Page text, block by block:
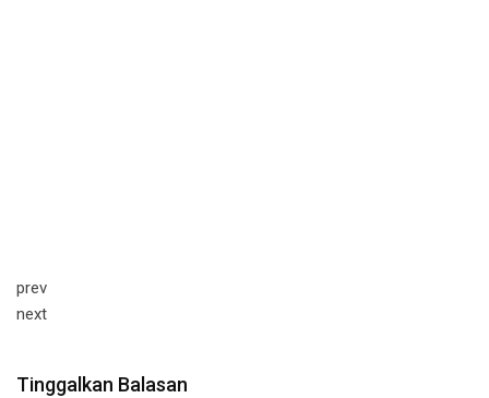
prev
next
Tinggalkan Balasan